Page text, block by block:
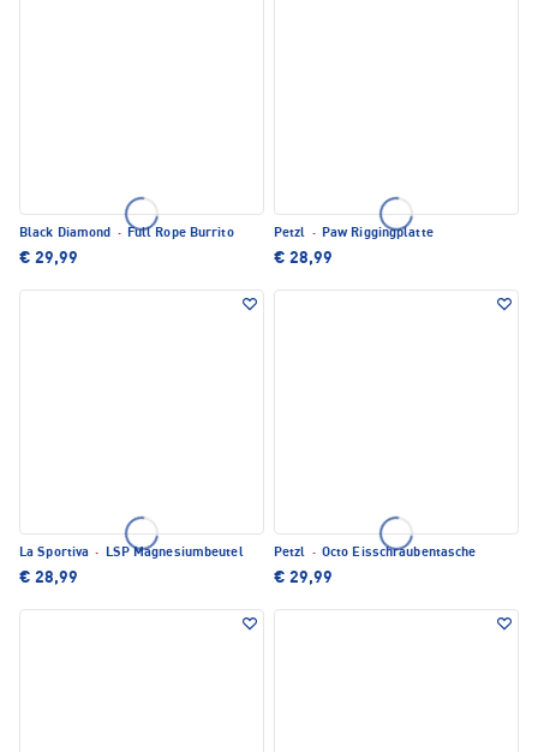
Black Diamond · Full Rope Burrito
€ 29,99
Petzl · Paw Riggingplatte
€ 28,99
La Sportiva · LSP Magnesiumbeutel
€ 28,99
Petzl · Octo Eisschraubentasche
€ 29,99